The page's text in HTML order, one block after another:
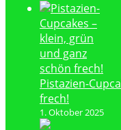
Pistazien-
frech!
1. Oktober 2025